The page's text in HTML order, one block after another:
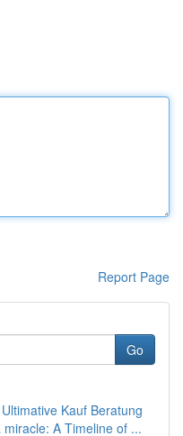
Report Page
Go
Kauf Beratung
A Timeline of ...